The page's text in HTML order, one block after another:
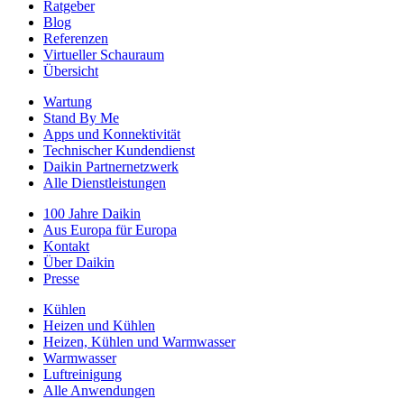
Ratgeber
Blog
Referenzen
Virtueller Schauraum
Übersicht
Wartung
Stand By Me
Apps und Konnektivität
Technischer Kundendienst
Daikin Partnernetzwerk
Alle Dienstleistungen
100 Jahre Daikin
Aus Europa für Europa
Kontakt
Über Daikin
Presse
Kühlen
Heizen und Kühlen
Heizen, Kühlen und Warmwasser
Warmwasser
Luftreinigung
Alle Anwendungen